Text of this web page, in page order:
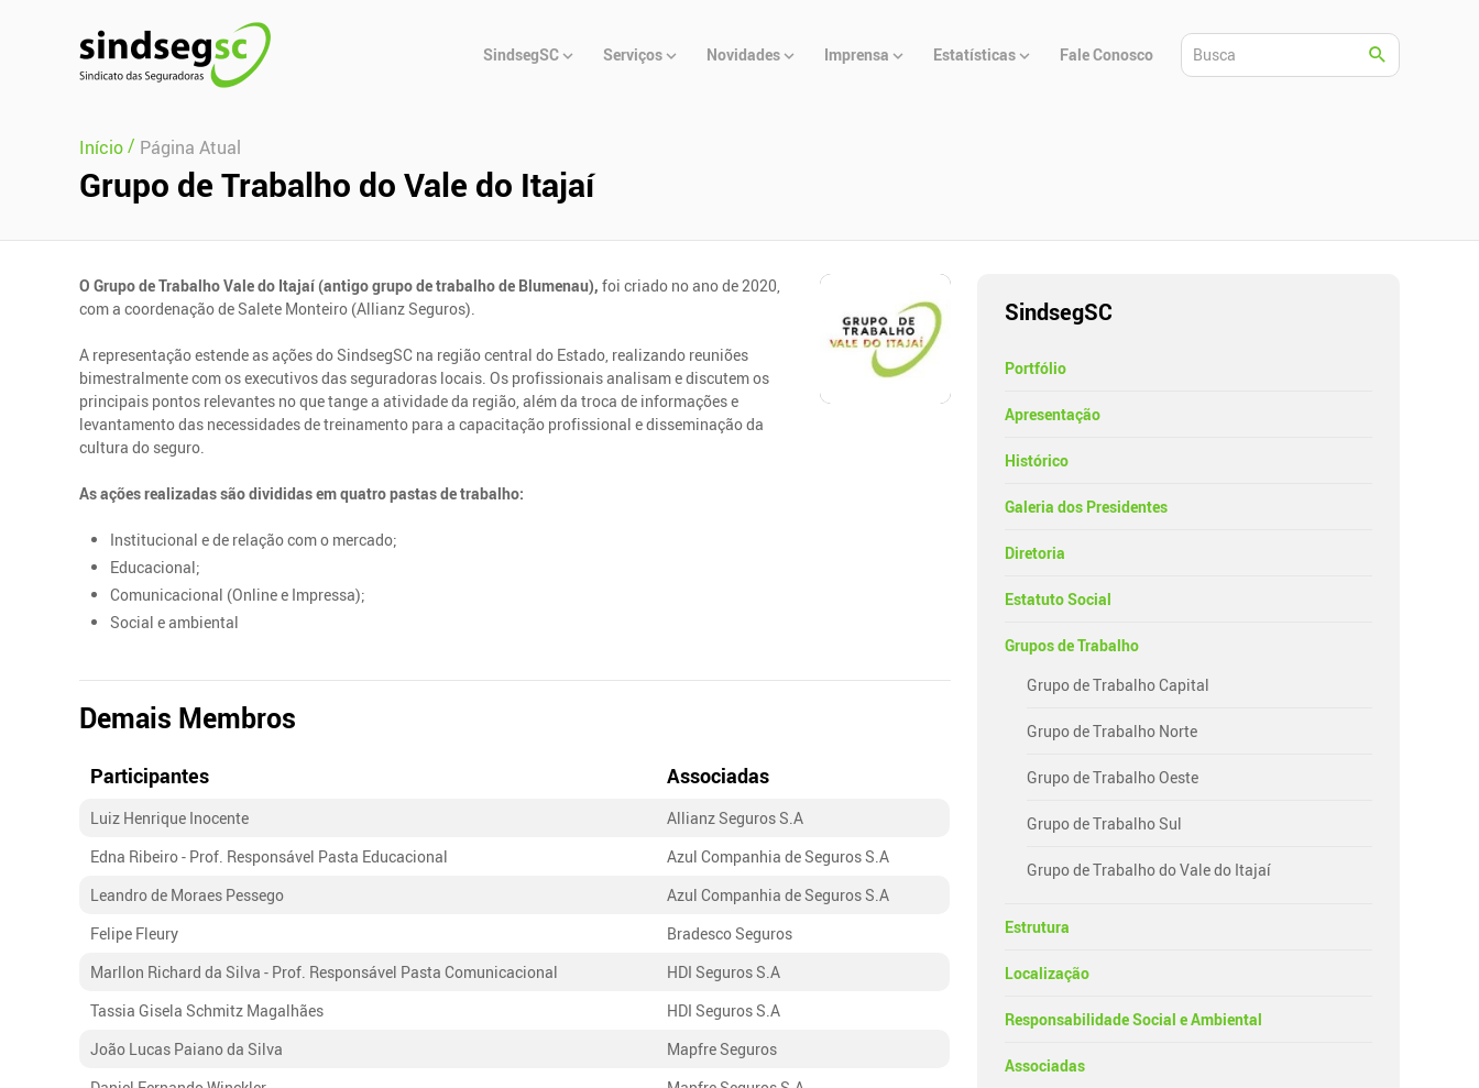
Principal
SindsegSC Serviços Novidades Imprensa Estatísticas Fale Conosco
Início/ Página Atual
Grupo de Trabalho do Vale do Itajaí
O Grupo de Trabalho Vale do Itajaí (antigo grupo de trabalho de Blumenau), foi criado no ano de 2020,
com a coordenação de Salete Monteiro (Allianz Seguros).
A representação estende as ações do SindsegSC na região central do Estado, realizando reuniões
bimestralmente com os executivos das seguradoras locais. Os profissionais analisam e discutem os
principais pontos relevantes no que tange a atividade da região, além da troca de informações e
levantamento das necessidades de treinamento para a capacitação profissional e disseminação da
cultura do seguro.
As ações realizadas são divididas em quatro pastas de trabalho:
Institucional e de relação com o mercado;
Educacional;
Comunicacional (Online e Impressa);
Social e ambiental
Demais Membros
Participantes Associadas
Luiz Henrique Inocente
Allianz Seguros S.A
Edna Ribeiro - Prof. Responsável Pasta Educacional
Azul Companhia de Seguros S.A
Leandro de Moraes Pessego
Azul Companhia de Seguros S.A
Felipe Fleury
Bradesco Seguros
Marllon Richard da Silva - Prof. Responsável Pasta Comunicacional
HDI Seguros S.A
Tassia Gisela Schmitz Magalhães
HDI Seguros S.A
João Lucas Paiano da Silva
Mapfre Seguros
SindsegSC
Portfólio
Apresentação
Histórico
Galeria dos Presidentes
Diretoria
Estatuto Social
Grupos de Trabalho
Grupo de Trabalho Capital
Grupo de Trabalho Norte
Grupo de Trabalho Oeste
Grupo de Trabalho Sul
Grupo de Trabalho do Vale do Itajaí
Estrutura
Localização
Responsabilidade Social e Ambiental
Associadas